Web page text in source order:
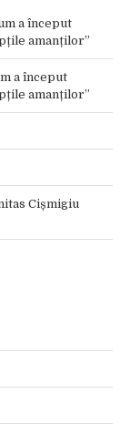
a început
amanților”
a început
amanților”
Cișmigiu